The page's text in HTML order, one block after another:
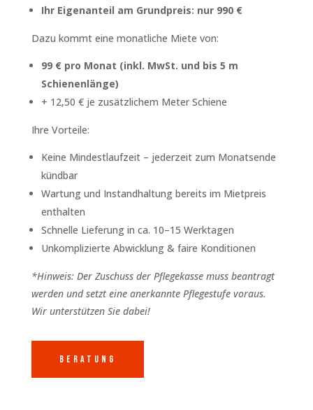
Ihr Eigenanteil am Grundpreis: nur 990 €
Dazu kommt eine monatliche Miete von:
99 € pro Monat (inkl. MwSt. und bis 5 m
Schienenlänge)
+ 12,50 € je zusätzlichem Meter Schiene
Ihre Vorteile:
Keine Mindestlaufzeit – jederzeit zum Monatsende
kündbar
Wartung und Instandhaltung bereits im Mietpreis
enthalten
Schnelle Lieferung in ca. 10–15 Werktagen
Unkomplizierte Abwicklung & faire Konditionen
*Hinweis: Der Zuschuss der Pflegekasse muss beantragt
werden und setzt eine anerkannte Pflegestufe voraus.
Wir unterstützen Sie dabei!
Beratung